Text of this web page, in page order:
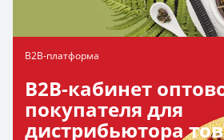
B2B-платформа
B2B-кабинет
покупателя для
дистрибьютора